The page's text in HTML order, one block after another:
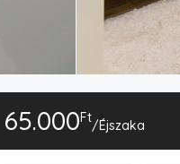
65.000Ft/Éjszaka